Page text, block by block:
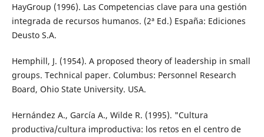
HayGroup (1996). Las Competencias clave para una gestión
integrada de recursos humanos. (2ª Ed.) España: Ediciones
Deusto S.A.
Hemphill, J. (1954). A proposed theory of leadership in small
groups. Technical paper. Columbus: Personnel Research
Board, Ohio State University. USA.
Hernández A., García A., Wilde R. (1995). "Cultura
productiva/cultura improductiva: los retos en el centro de